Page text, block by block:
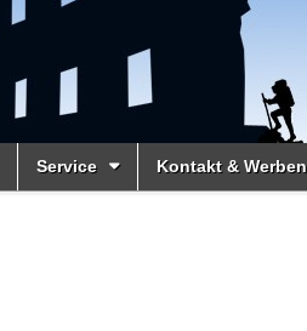
Service Kontakt & Werben